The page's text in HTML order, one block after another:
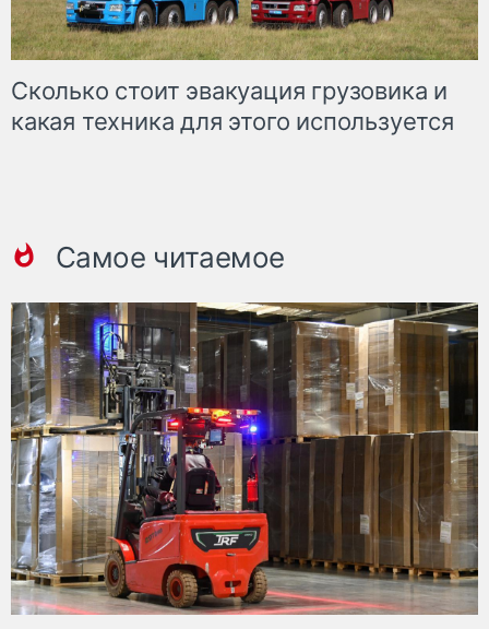
Сколько стоит эвакуация грузовика и
какая техника для этого используется
Самое читаемое